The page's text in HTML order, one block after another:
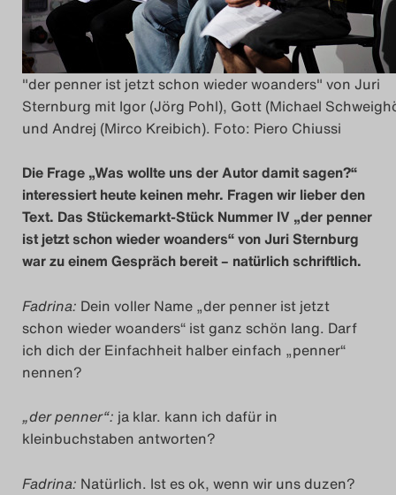
Das Theatertreffen-
2014
Das Theatertreffen-
Das Theatertreffen-
2016
Das Theatertreffen-
2017
Das Theatertreffen-
Das Theatertreffen-
"der penner ist jetzt schon wieder woanders" von Juri
Sternburg mit Igor (Jörg Pohl), Gott (Michael
und Andrej (Mirco Kreibich). Foto: Piero Chiussi
Die Frage „Was wollte uns der Autor damit sagen?“
interessiert heute keinen mehr. Fragen wir lieber den
Text. Das Stückemarkt-Stück Nummer IV „der penner
ist jetzt schon wieder woanders“ von Juri Sternburg
war zu einem Gespräch bereit – natürlich schriftlich.
Fadrina: Dein voller Name „der penner ist jetzt
schon wieder woanders“ ist ganz schön lang. Darf
ich dich der Einfachheit halber einfach „penner“
nennen?
„der penner“: ja klar. kann ich dafür in
kleinbuchstaben antworten?
Fadrina: Natürlich. Ist es ok, wenn wir uns duzen?